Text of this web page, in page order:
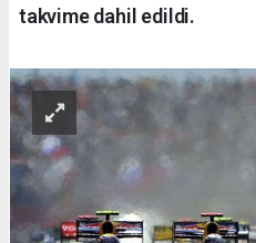
takvime dahil edildi.